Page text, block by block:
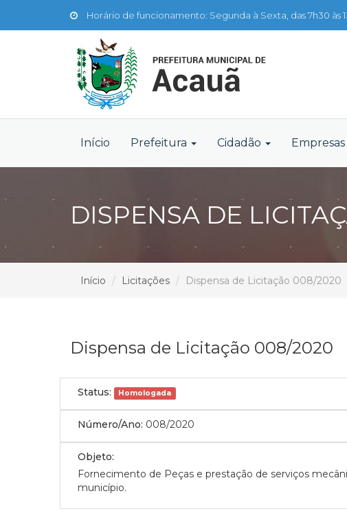
Horário de funcionamento: Segunda à Sexta, das 7h30 às
Início Prefeitura Cidadão Empresas
DISPENSA DE
Início Licitações Dispensa de Licitação 008/2020
Dispensa de Licitação 008/2020
Status: Homologada
Número/Ano: 008/2020
Objeto:
Fornecimento de Peças e prestação de serviços
município.